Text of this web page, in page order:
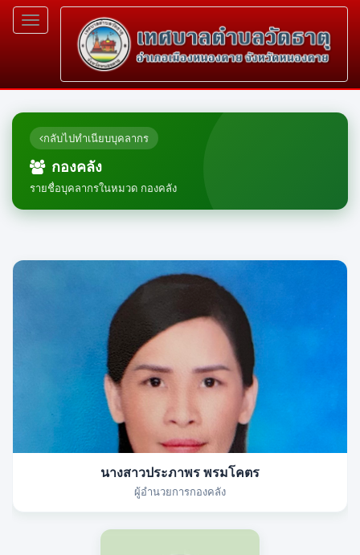
Toggle
navigation
กลับไปทำเนียบบุคลากร
กองคลัง
รายชื่อบุคลากรในหมวด กองคลัง
นางสาวประภาพร พรมโคตร
ผู้อำนวยการกองคลัง